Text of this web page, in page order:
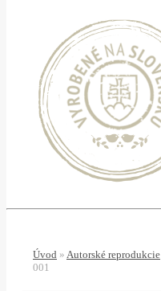
Úvod » Autorské reprodukcie
001